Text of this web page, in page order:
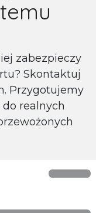
zabezpieczy
Skontaktuj
Przygotujemy
realnych